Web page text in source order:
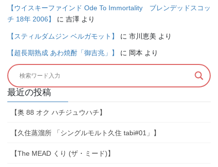
【ウイスキーファインド Ode To Immortality ブレンデッドスコッ
チ 18年 2006】
に 吉澤 より
【スティルダムジン ベルガモット】 に 市川恵美 より
【超長期熟成 あわ焼酎「御吉兆」】 に 岡本 より
最近の投稿
【奥 88 オク ハチジュウハチ】
【久住蒸溜所 「シングルモルト久住 tabi#01」】
【The MEAD くり (ザ・ミード)】